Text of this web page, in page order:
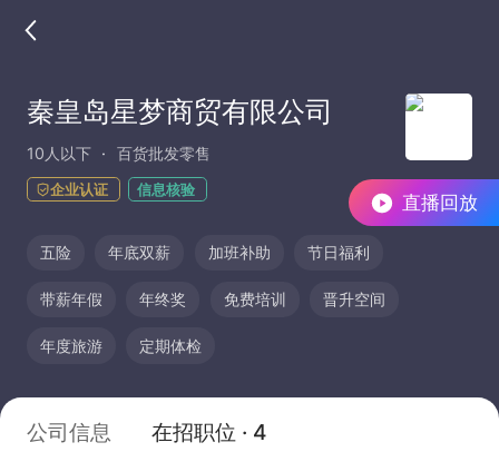
直播回放
秦皇岛星梦商贸有限公司
10人以下 百货批发零售
企业认证 信息核验
五险 年底双薪 加班补助 节日福利
带薪年假 年终奖 免费培训 晋升空间
年度旅游 定期体检
公司信息 在招职位 · 4